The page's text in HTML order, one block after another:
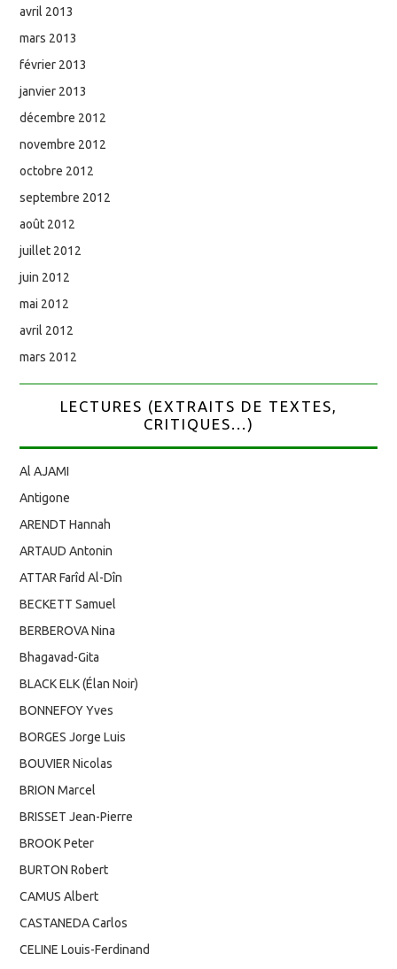
avril 2013
mars 2013
février 2013
janvier 2013
décembre 2012
novembre 2012
octobre 2012
septembre 2012
août 2012
juillet 2012
juin 2012
mai 2012
avril 2012
mars 2012
LECTURES (EXTRAITS DE TEXTES,
CRITIQUES...)
Al AJAMI
Antigone
ARENDT Hannah
ARTAUD Antonin
ATTAR Farîd Al-Dîn
BECKETT Samuel
BERBEROVA Nina
Bhagavad-Gita
BLACK ELK (Élan Noir)
BONNEFOY Yves
BORGES Jorge Luis
BOUVIER Nicolas
BRION Marcel
BRISSET Jean-Pierre
BROOK Peter
BURTON Robert
CAMUS Albert
CASTANEDA Carlos
CELINE Louis-Ferdinand